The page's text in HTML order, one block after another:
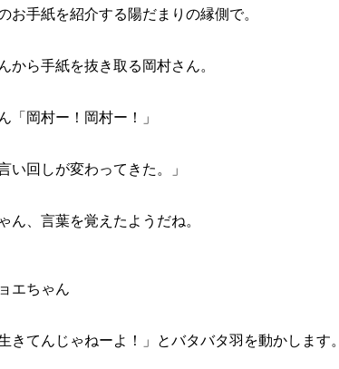
お手紙を紹介する陽だまりの縁側で。
から手紙を抜き取る岡村さん。
「岡村ー！岡村ー！」
い回しが変わってきた。」
ん、言葉を覚えたようだね。
エちゃん
きてんじゃねーよ！」とバタバタ羽を動かします。